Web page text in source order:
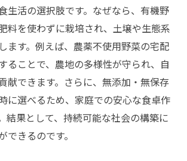
生活の選択肢です。なぜなら、有機野
料を使わずに栽培され、土壌や生態系
ます。例えば、農薬不使用野菜の宅配
ることで、農地の多様性が守られ、自
献できます。さらに、無添加・無保存
に選べるため、家庭での安心な食卓作
結果として、持続可能な社会の構築に
できるのです。